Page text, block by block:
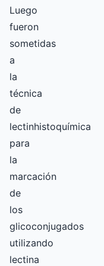
Luego
fueron
sometidas
a
la
técnica
de
lectinhistoquímica
para
la
marcación
de
los
glicoconjugados
utilizando
lectina